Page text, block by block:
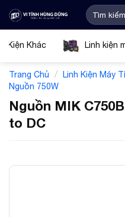
qua
dung
Tìm
kiếm:
Linh kiện
Kiện Khác
Trang Chủ / Linh Kiện Máy
Nguồn 750W
Nguồn MIK
to DC